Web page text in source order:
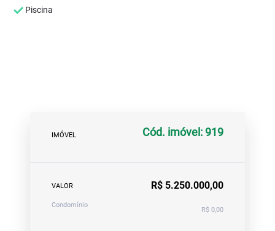
Piscina
IMÓVEL Cód. imóvel: 919
VALOR R$ 5.250.000,00
Condomínio
R$ 0,00